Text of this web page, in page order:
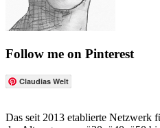
Follow me on Pinterest
Claudias Welt
Das seit 2013 etablierte Netzwerk